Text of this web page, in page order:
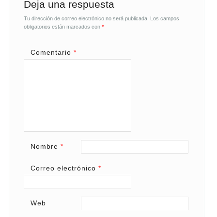
Deja una respuesta
Tu dirección de correo electrónico no será publicada. Los campos
obligatorios están marcados con *
Comentario *
Nombre *
Correo electrónico *
Web